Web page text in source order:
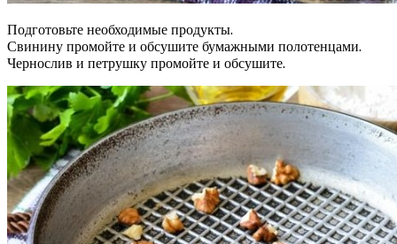
Подготовьте необходимые продукты.
Свинину промойте и обсушите бумажными полотенцами.
Чернослив и петрушку промойте и обсушите.